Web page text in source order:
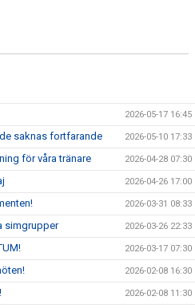
2026-05-17 16:45
saknas fortfarande 2026-05-10 17:33
för våra tränare 2026-04-28 07:30
2026-04-26 17:00
2026-03-31 08:33
simgrupper 2026-03-26 22:33
2026-03-17 07:30
2026-02-08 16:30
2026-02-08 11:30